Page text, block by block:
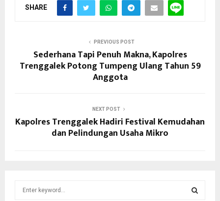
SHARE
PREVIOUS POST
Sederhana Tapi Penuh Makna, Kapolres
Trenggalek Potong Tumpeng Ulang Tahun 59
Anggota
NEXT POST
Kapolres Trenggalek Hadiri Festival Kemudahan
dan Pelindungan Usaha Mikro